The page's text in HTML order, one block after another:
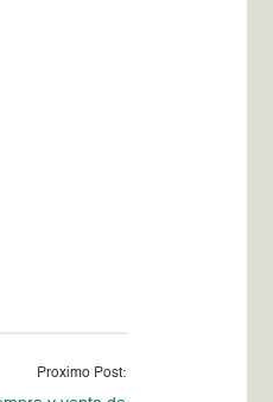
Proximo Post: